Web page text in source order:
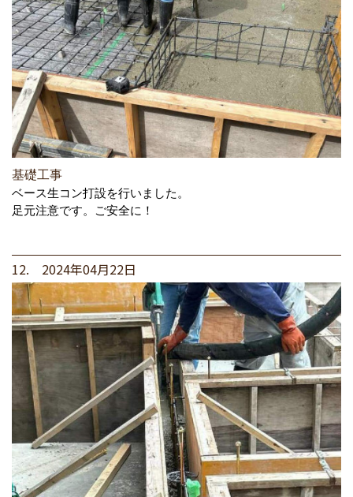
基礎工事
ベース生コン打設を行いました。
足元注意です。ご安全に！
12. 2024年04月22日